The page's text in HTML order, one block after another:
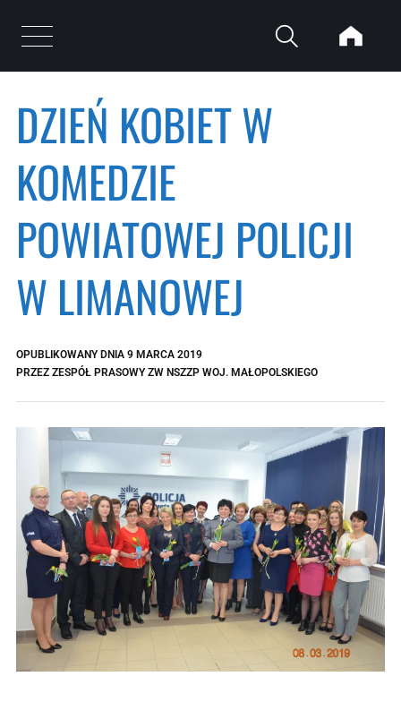
Otwórz menu
DZIEŃ KOBIET W
KOMEDZIE
POWIATOWEJ POLICJI
W LIMANOWEJ
OPUBLIKOWANY DNIA 9 MARCA 2019
PRZEZ ZESPÓŁ PRASOWY ZW NSZZP WOJ. MAŁOPOLSKIEGO